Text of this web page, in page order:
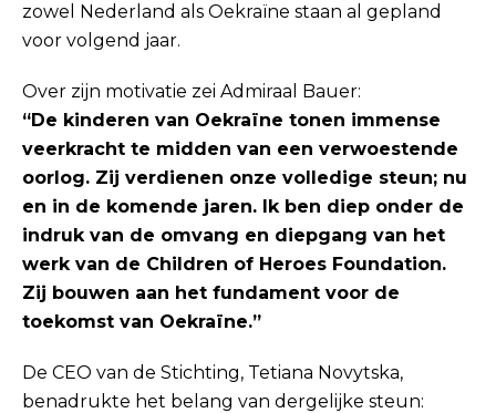
zowel Nederland als Oekraïne staan al gepland
voor volgend jaar.
Over zijn motivatie zei Admiraal Bauer:
“De kinderen van Oekraïne tonen immense
veerkracht te midden van een verwoestende
oorlog. Zij verdienen onze volledige steun; nu
en in de komende jaren. Ik ben diep onder de
indruk van de omvang en diepgang van het
werk van de Children of Heroes Foundation.
Zij bouwen aan het fundament voor de
toekomst van Oekraïne.”
De CEO van de Stichting, Tetiana Novytska,
benadrukte het belang van dergelijke steun: